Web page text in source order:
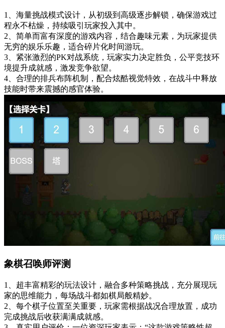
1、海量挑战模式设计，从初级到高级逐步解锁，确保游戏过
程永不枯燥，持续吸引玩家投入其中。
2、简单而富有深度的游戏内容，结合趣味元素，为玩家提供
无穷的娱乐乐趣，适合碎片化时间游玩。
3、紧张激烈的PK对战系统，玩家实力决定胜负，公平竞技环
境提升成就感，激发竞争欲望。
4、合理的排兵布阵机制，配合炫酷视觉特效，在战斗中释放
技能时带来震撼的感官体验。
象棋召唤师评测
1、超丰富精彩的玩法设计，融合多种策略挑战，充分展现玩
家的思维能力，每场战斗都如棋局般精妙。
2、每个棋子位置至关重要，玩家需根据战况合理放置，成功
完成挑战后收获满满成就感。